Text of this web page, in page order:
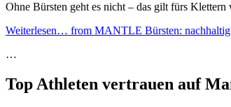
Ohne Bürsten geht es nicht – das gilt fürs
Weiterlesen… from MANTLE Bürsten:
…
Top Athleten vertrauen auf